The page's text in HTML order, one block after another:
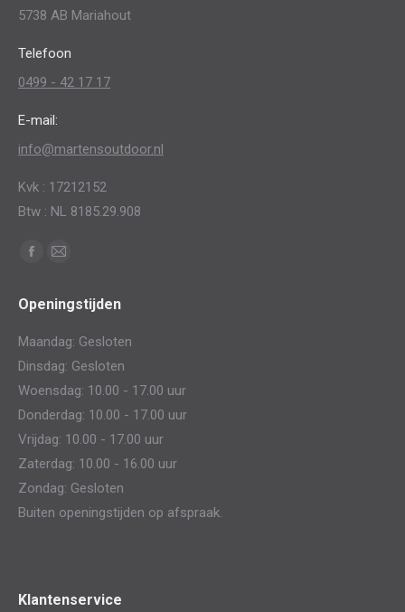
5738 AB Mariahout
Telefoon
0499 - 42 17 17
E-mail:
info@martensoutdoor.nl
Kvk : 17212152
Btw : NL 8185.29.908
Vind ons op:
Facebook
opens
Mail
opens
Openingstijden
Maandag: Gesloten
Dinsdag: Gesloten
Woensdag: 10.00 - 17.00 uur
Donderdag: 10.00 - 17.00 uur
Vrijdag: 10.00 - 17.00 uur
Zaterdag: 10.00 - 16.00 uur
Zondag: Gesloten
Buiten openingstijden op afspraak.
Klantenservice